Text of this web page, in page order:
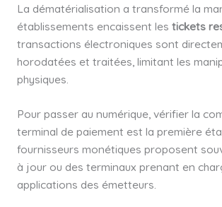
La dématérialisation a transformé la
établissements encaissent les tickets
transactions électroniques sont
horodatées et traitées, limitant les
physiques.
Pour passer au numérique, vérifier la
terminal de paiement est la première
fournisseurs monétiques proposent
à jour ou des terminaux prenant en
applications des émetteurs.